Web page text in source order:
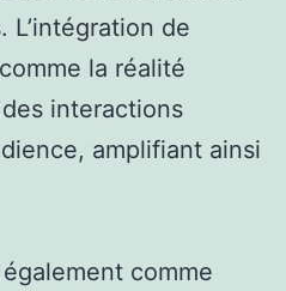
L’intégration de
la réalité
interactions
amplifiant ainsi
comme